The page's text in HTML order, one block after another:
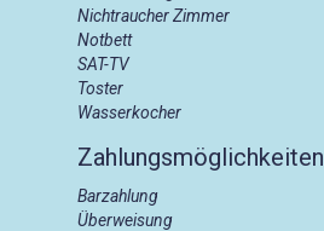
Nichtraucher Zimmer
Notbett
SAT-TV
Toster
Wasserkocher
Zahlungsmöglichkeiten
Barzahlung
Überweisung